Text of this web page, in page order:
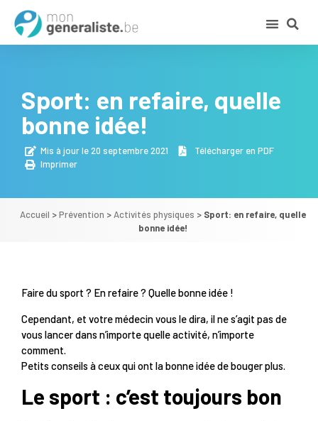
Sport: en refaire, quelle
bonne idée!
Mis à jour le 20 septembre 2021
Télécharger en PDF
Imprimer
Accueil >Prévention >Activités physiques > Sport: en refaire, quelle
bonne idée!
Faire du sport ? En refaire ? Quelle bonne idée !
Cependant, et votre médecin vous le dira, il ne s’agit pas de
vous lancer dans n’importe quelle activité, n’importe
comment.
Petits conseils à ceux qui ont la bonne idée de bouger plus.
Le sport : c’est toujours bon